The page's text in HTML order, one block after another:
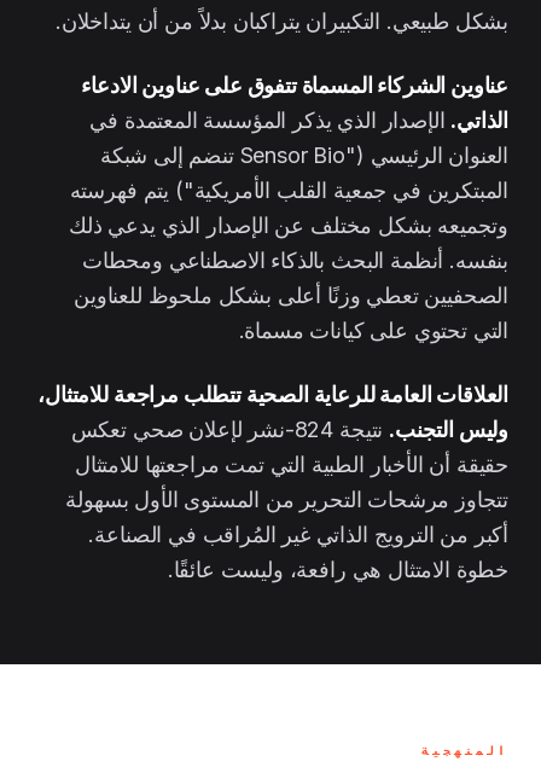
بشكل طبيعي. التكبيران يتراكبان بدلاً من أن يتداخلان.
عناوين الشركاء المسماة تتفوق على عناوين الادعاء
الذاتي. الإصدار الذي يذكر المؤسسة المعتمدة في
العنوان الرئيسي ("Sensor Bio تنضم إلى شبكة
المبتكرين في جمعية القلب الأمريكية") يتم فهرسته
وتجميعه بشكل مختلف عن الإصدار الذي يدعي ذلك
بنفسه. أنظمة البحث بالذكاء الاصطناعي ومحطات
الصحفيين تعطي وزنًا أعلى بشكل ملحوظ للعناوين
التي تحتوي على كيانات مسماة.
العلاقات العامة للرعاية الصحية تتطلب مراجعة للامتثال،
وليس التجنب.
نتيجة 824-نشر لإعلان صحي تعكس
حقيقة أن الأخبار الطبية التي تمت مراجعتها للامتثال
تتجاوز مرشحات التحرير من المستوى الأول بسهولة
أكبر من الترويج الذاتي غير المُراقب في الصناعة.
خطوة الامتثال هي رافعة، وليست عائقًا.
المنهجية